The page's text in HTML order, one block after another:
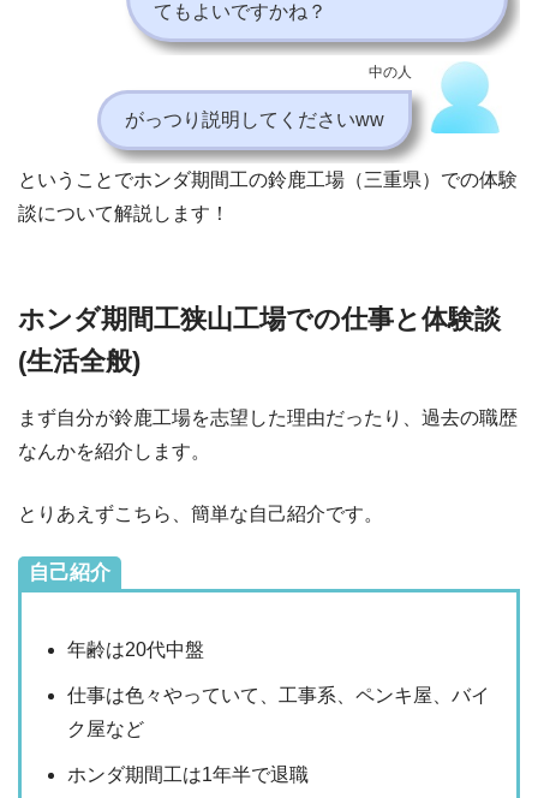
てもよいですかね？
中の人
がっつり説明してくださいww
ということでホンダ期間工の鈴鹿工場（三重県）での体験
談について解説します！
ホンダ期間工狭山工場での仕事と体験談
(生活全般)
まず自分が鈴鹿工場を志望した理由だったり、過去の職歴
なんかを紹介します。
とりあえずこちら、簡単な自己紹介です。
自己紹介
年齢は20代中盤
仕事は色々やっていて、工事系、ペンキ屋、バイ
ク屋など
ホンダ期間工は1年半で退職